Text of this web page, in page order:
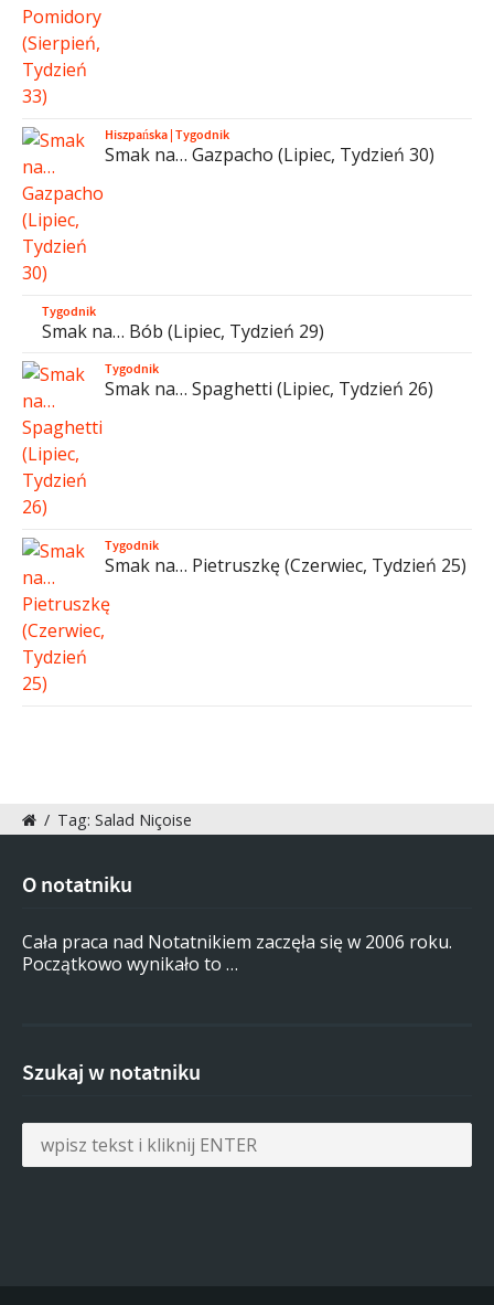
Hiszpańska|Tygodnik
Smak na… Gazpacho (Lipiec, Tydzień 30)
Tygodnik
Smak na… Bób (Lipiec, Tydzień 29)
Tygodnik
Smak na… Spaghetti (Lipiec, Tydzień 26)
Tygodnik
Smak na… Pietruszkę (Czerwiec, Tydzień 25)
/ Tag: Salad Niçoise
O notatniku
Cała praca nad Notatnikiem zaczęła się w 2006 roku.
Początkowo wynikało to …
Szukaj w notatniku